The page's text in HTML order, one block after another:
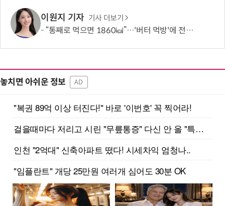
이원지 기자 기사 더보기
“통째로 먹으면 1860㎉”…'버터 먹방'에 전문가가 경고한 이유
놓치면 아쉬운 정보 AD